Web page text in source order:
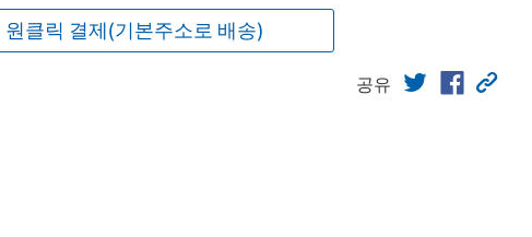
원클릭 결제(기본주소로 배송)
공유